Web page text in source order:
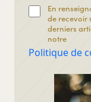
En
de recevoir
derniers
notre
Politique de